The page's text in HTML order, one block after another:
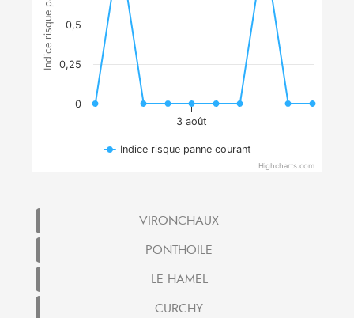
3 août
0
0,25
0,5
Indice risque panne courant
Highcharts.com
VIRONCHAUX
PONTHOILE
LE HAMEL
CURCHY